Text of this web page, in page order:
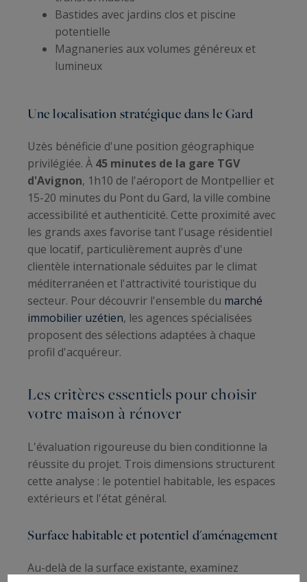
Bastides avec jardins clos et piscine
potentielle
Magnaneries aux volumes généreux et
lumineux
Une localisation stratégique dans le Gard
Uzès bénéficie d'une position géographique
privilégiée. À 45 minutes de la gare TGV
d'Avignon, 1h10 de l'aéroport de Montpellier et
15-20 minutes du Pont du Gard, la ville combine
accessibilité et authenticité. Cette proximité avec
les grands axes favorise tant l'usage résidentiel
que locatif, particulièrement auprès d'une
clientèle internationale séduites par le climat
méditerranéen et l'attractivité touristique du
secteur. Pour découvrir l'ensemble du marché
immobilier uzétien, les agences spécialisées
proposent des sélections adaptées à chaque
profil d'acquéreur.
Les critères essentiels pour choisir
votre maison à rénover
L'évaluation rigoureuse du bien conditionne la
réussite du projet. Trois dimensions structurent
cette analyse : le potentiel habitable, les espaces
extérieurs et l'état général.
Surface habitable et potentiel d'aménagement
Au-delà de la surface existante, examinez